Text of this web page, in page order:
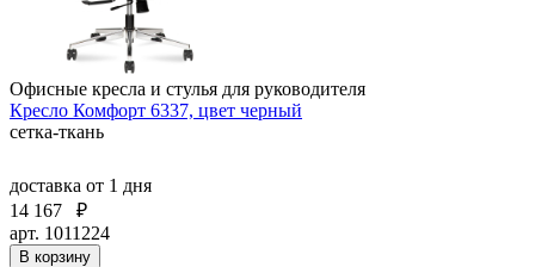
Офисные кресла и стулья для руководителя
Кресло Комфорт 6337, цвет черный
сетка-ткань
доставка от 1 дня
14 167
₽
арт. 1011224
В корзину